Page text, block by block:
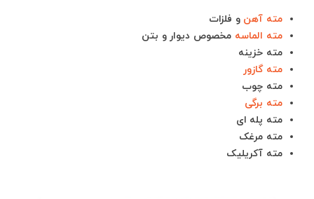
مته آهن و فلزات
مته الماسه مخصوص ديوار و بتن
مته خزينه
مته گازور
مته چوب
مته برگی
مته پله ای
مته مرغک
مته آكریليک